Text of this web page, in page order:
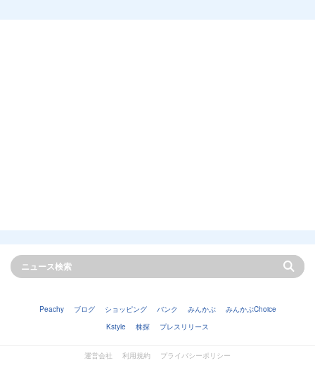
Peachy ブログ ショッピング バンク みんかぶ
みんかぶChoice
Kstyle
株探 プレスリリース
運営会社 利用規約 プライバシーポリシー